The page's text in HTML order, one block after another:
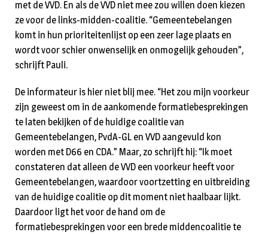
met de VVD. En als de VVD niet mee zou willen doen kiezen
ze voor de links-midden-coalitie. “Gemeentebelangen
komt in hun prioriteitenlijst op een zeer lage plaats en
wordt voor schier onwenselijk en onmogelijk gehouden”,
schrijft Pauli.
De informateur is hier niet blij mee. “Het zou mijn voorkeur
zijn geweest om in de aankomende formatiebesprekingen
te laten bekijken of de huidige coalitie van
Gemeentebelangen, PvdA-GL en VVD aangevuld kon
worden met D66 en CDA.” Maar, zo schrijft hij: “Ik moet
constateren dat alleen de VVD een voorkeur heeft voor
Gemeentebelangen, waardoor voortzetting en uitbreiding
van de huidige coalitie op dit moment niet haalbaar lijkt.
Daardoor ligt het voor de hand om de
formatiebesprekingen voor een brede middencoalitie te